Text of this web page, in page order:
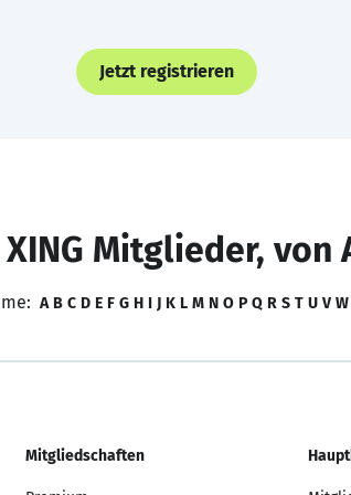
Jetzt registrieren
Mitglieder, von
A B C D E F G H I J K L M N O P Q R S T U V W
Mitgliedschaften